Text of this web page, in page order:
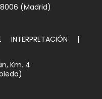
(Madrid)
|
Km. 4